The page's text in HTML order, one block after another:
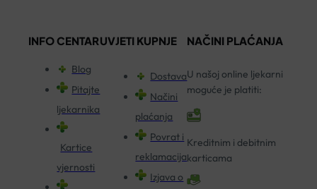
INFO CENTAR
Blog
Pitajte
ljekarnika
Kartice
vjernosti
UVJETI KUPNJE
Dostava
Načini
plaćanja
Povrat i
reklamacija
Izjava o
NAČINI PLAĆANJA
U našoj online ljekarni
moguće je platiti:
Kreditnim i debitnim
karticama